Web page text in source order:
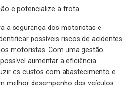
e potencialize a frota.
a segurança dos motoristas e
possíveis riscos de acidentes
motoristas. Com uma gestão
aumentar a eficiência
os custos com abastecimento e
melhor desempenho dos veículos.